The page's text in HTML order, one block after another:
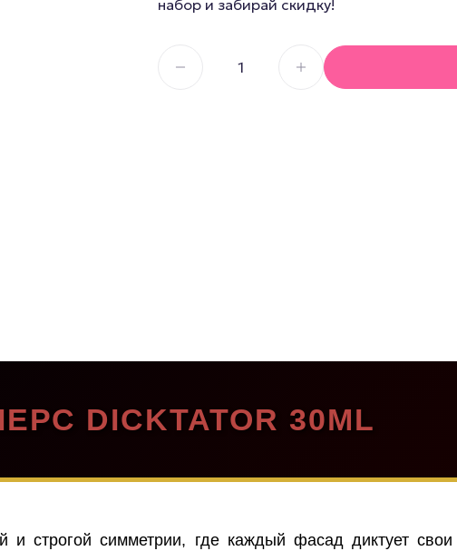
Гиганты, фистинг
Мастурбаторы
набор и забирай скидку!
DICKTATOR 30ML
и строгой симметрии, где каждый фасад диктует свои